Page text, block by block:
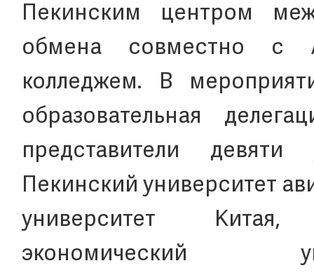
Пекинским центром
обмена совместно с
колледжем. В
образовательная
представители
Пекинский университет
университет
экономический